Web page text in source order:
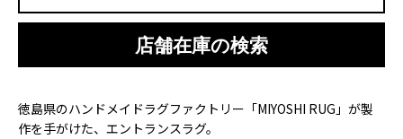
店舗在庫の検索
徳島県のハンドメイドラグファクトリー「MIYOSHI RUG」が製
作を手がけた、エントランスラグ。